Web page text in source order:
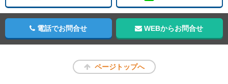
電話でお問合せ WEBからお問合せ
ページトップへ